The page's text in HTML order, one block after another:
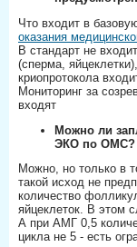
Что входит в
оказания
В стандарт не
(сперма,
криопротокола
Мониторинг за
входят⠀⠀
Можно ли
ЭКО по
Можно, но только в
такой исход не
количество
яйцеклеток. В этом
А при АМГ 0,5
цикла не 5 - есть